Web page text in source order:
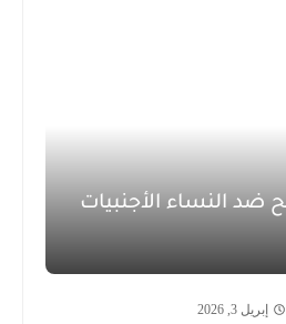
ضد النساء الأجنبيات
إبريل 3, 2026